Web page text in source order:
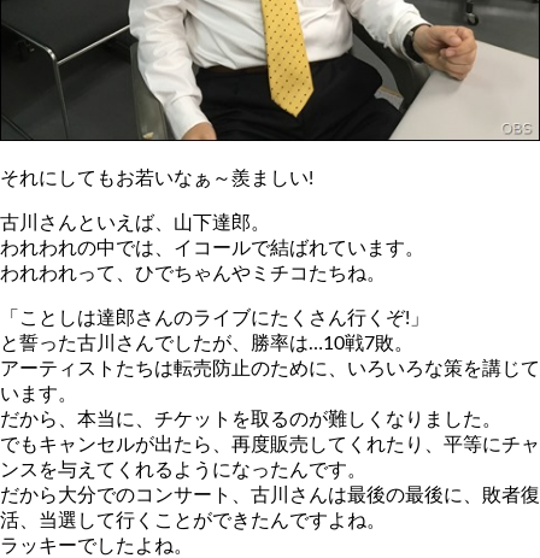
それにしてもお若いなぁ～羨ましい!
古川さんといえば、山下達郎。
われわれの中では、イコールで結ばれています。
われわれって、ひでちゃんやミチコたちね。
「ことしは達郎さんのライブにたくさん行くぞ!」
と誓った古川さんでしたが、勝率は…10戦7敗。
アーティストたちは転売防止のために、いろいろな策を講じて
います。
だから、本当に、チケットを取るのが難しくなりました。
でもキャンセルが出たら、再度販売してくれたり、平等にチャ
ンスを与えてくれるようになったんです。
だから大分でのコンサート、古川さんは最後の最後に、敗者復
活、当選して行くことができたんですよね。
ラッキーでしたよね。